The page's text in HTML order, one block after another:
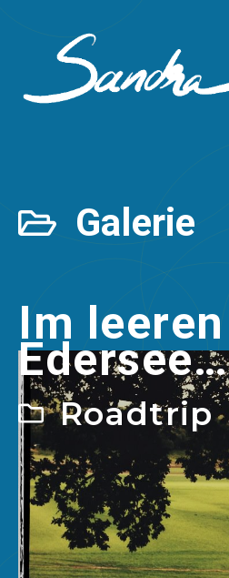
Galerie
Im leeren
Edersee…
Roadtrip